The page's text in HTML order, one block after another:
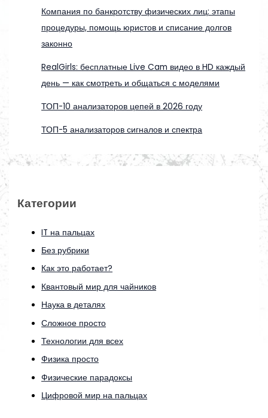
Компания по банкротству физических лиц: этапы
процедуры, помощь юристов и списание долгов
законно
RealGirls: бесплатные Live Cam видео в HD каждый
день — как смотреть и общаться с моделями
ТОП-10 анализаторов цепей в 2026 году
ТОП-5 анализаторов сигналов и спектра
Категории
IT на пальцах
Без рубрики
Как это работает?
Квантовый мир для чайников
Наука в деталях
Сложное просто
Технологии для всех
Физика просто
Физические парадоксы
Цифровой мир на пальцах